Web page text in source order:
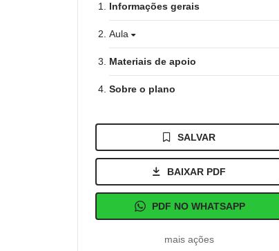
Informações gerais
Aula
Materiais de apoio
Sobre o plano
SALVAR
BAIXAR PDF
PDF NO WHATSAPP
mais ações